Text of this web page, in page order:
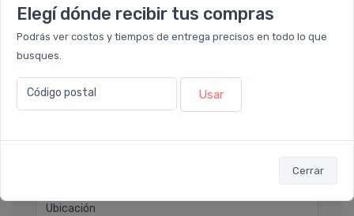
Elegí dónde recibir tus compras
Podrás ver costos y tiempos de entrega precisos en todo lo que
busques.
Código postal Usar
Cerrar
Déjanos tu consulta
Ubicación